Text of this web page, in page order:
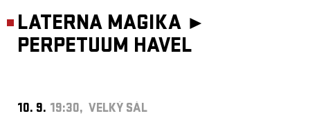
LATERNA MAGIKA ►
PERPETUUM HAVEL
10. 9. 19:30, VELKÝ SÁL